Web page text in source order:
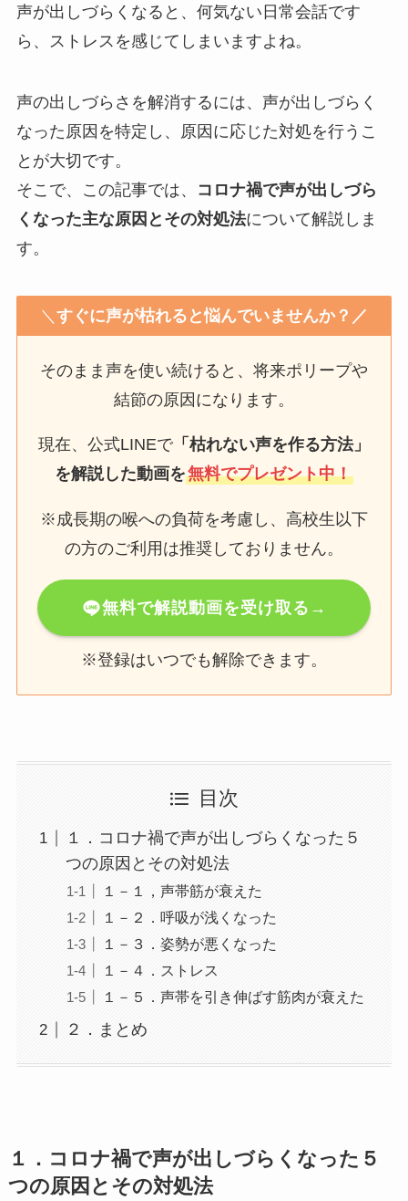
声が出しづらくなると、何気ない日常会話です
ら、ストレスを感じてしまいますよね。
声の出しづらさを解消するには、声が出しづらく
なった原因を特定し、原因に応じた対処を行うこ
とが大切です。
そこで、この記事では、
コロナ禍で声が出しづら
くなった主な原因とその対処法について解説しま
す。
＼ すぐに声が枯れると悩んでいませんか？／
そのまま声を使い続けると、将来ポリープや
結節の原因になります。
現在、公式LINEで「枯れない声を作る方法」
を解説した動画を無料でプレゼント中！
※成長期の喉への負荷を考慮し、高校生以下
の方のご利用は推奨しておりません。
無料で解説動画を受け取る→
※登録はいつでも解除できます。
目次
１．コロナ禍で声が出しづらくなった５
つの原因とその対処法
１－１，声帯筋が衰えた
１－２．呼吸が浅くなった
１－３．姿勢が悪くなった
１－４．ストレス
１－５．声帯を引き伸ばす筋肉が衰えた
２．まとめ
１．コロナ禍で声が出しづらくなった５
つの原因とその対処法